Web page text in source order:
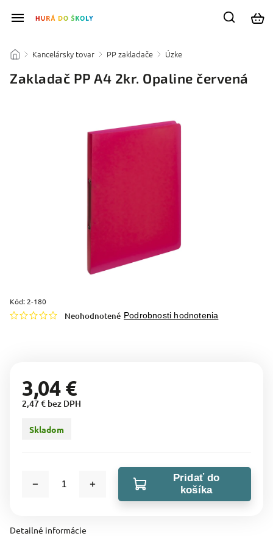
/ Kancelársky tovar / PP zakladače / Úzke
Zakladač PP A4 2kr. Opaline červená
Kód: 2-180
Neohodnotené Podrobnosti hodnotenia
3,04 €
2,47 € bez DPH
Skladom
Pridať do
košíka
Detailné informácie